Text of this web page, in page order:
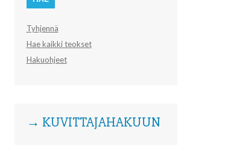
Tyhjennä
Hae kaikki teokset
Hakuohjeet
→ KUVITTAJAHAKUUN